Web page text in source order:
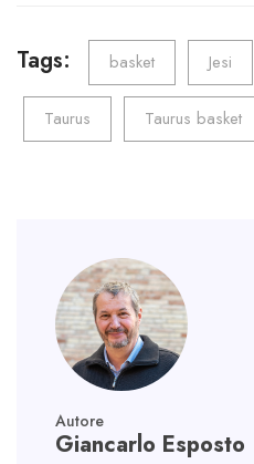
o
ok
tt
er
ail e
dI
n
ts
p
p
Tags: basket Jesi
Taurus Taurus basket
Autore
Giancarlo Esposto